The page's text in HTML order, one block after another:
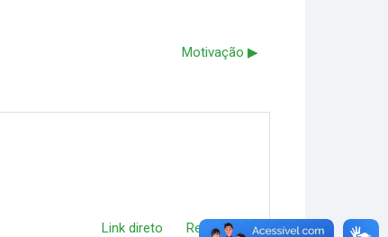
Motivação ▶︎
Link direto Responder